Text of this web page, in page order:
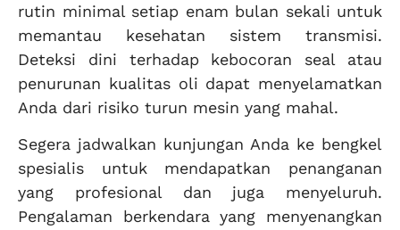
rutin minimal setiap enam bulan sekali untuk
memantau kesehatan sistem transmisi.
Deteksi dini terhadap kebocoran seal atau
penurunan kualitas oli dapat menyelamatkan
Anda dari risiko turun mesin yang mahal.
Segera jadwalkan kunjungan Anda ke bengkel
spesialis untuk mendapatkan penanganan
yang profesional dan juga menyeluruh.
Pengalaman berkendara yang menyenangkan